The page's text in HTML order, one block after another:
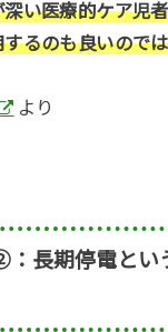
い医療的ケア児
るのも良いので
より
長期停電とい